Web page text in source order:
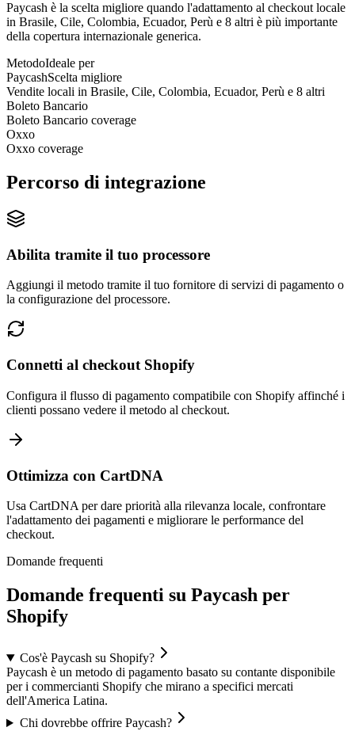
Paycash è la scelta migliore quando l'adattamento al checkout locale
in Brasile, Cile, Colombia, Ecuador, Perù e 8 altri è più importante
della copertura internazionale generica.
MetodoIdeale per
PaycashScelta migliore
Vendite locali in Brasile, Cile, Colombia, Ecuador, Perù e 8 altri
Boleto Bancario
Boleto Bancario coverage
Oxxo
Oxxo coverage
Percorso di integrazione
Abilita tramite il tuo processore
Aggiungi il metodo tramite il tuo fornitore di servizi di pagamento o
la configurazione del processore.
Connetti al checkout Shopify
Configura il flusso di pagamento compatibile con Shopify affinché i
clienti possano vedere il metodo al checkout.
Ottimizza con CartDNA
Usa CartDNA per dare priorità alla rilevanza locale, confrontare
l'adattamento dei pagamenti e migliorare le performance del
checkout.
Domande frequenti
Domande frequenti su Paycash per
Shopify
Cos'è Paycash su Shopify?
Paycash è un metodo di pagamento basato su contante disponibile
per i commercianti Shopify che mirano a specifici mercati
dell'America Latina.
Chi dovrebbe offrire Paycash?